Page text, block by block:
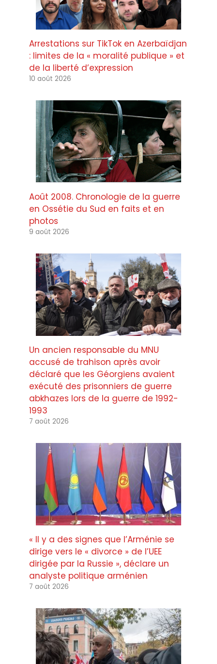
Arrestations sur TikTok en Azerbaïdjan
: limites de la « moralité publique » et
de la liberté d’expression
10 août 2026
Août 2008. Chronologie de la guerre
en Ossétie du Sud en faits et en
photos
9 août 2026
Un ancien responsable du MNU
accusé de trahison après avoir
déclaré que les Géorgiens avaient
exécuté des prisonniers de guerre
abkhazes lors de la guerre de 1992-
1993
7 août 2026
« Il y a des signes que l’Arménie se
dirige vers le « divorce » de l’UEE
dirigée par la Russie », déclare un
analyste politique arménien
7 août 2026